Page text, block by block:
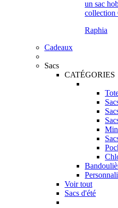
Raphia
Cadeaux
Sacs
CATÉGORIES
Voir tout
Sacs d'été